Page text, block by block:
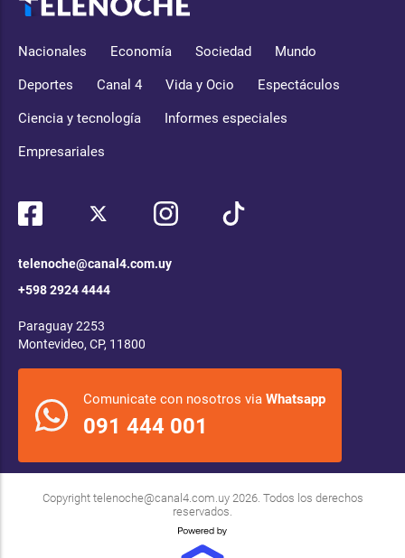
Nacionales Economía Sociedad Mundo
Deportes Canal 4 Vida y Ocio Espectáculos
Ciencia y tecnología Informes especiales
Empresariales
telenoche@canal4.com.uy
+598 2924 4444
Paraguay 2253
Montevideo, CP, 11800
Comunicate con nosotros via Whatsapp
091 444 001
Copyright telenoche@canal4.com.uy2026. Todos los derechos
reservados.